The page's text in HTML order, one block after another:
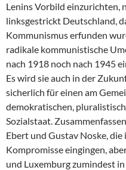
Lenins Vorbild einzurichten,
linksgestrickt Deutschland,
Kommunismus erfunden
radikale kommunistische
nach 1918 noch nach 1945
Es wird sie auch in der
sicherlich für einen am
demokratischen,
Sozialstaat.
Ebert und Gustav Noske,
Kompromisse eingingen,
und Luxemburg zumindest